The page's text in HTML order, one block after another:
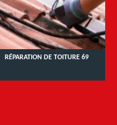
RÉPARATION DE TOITURE 69